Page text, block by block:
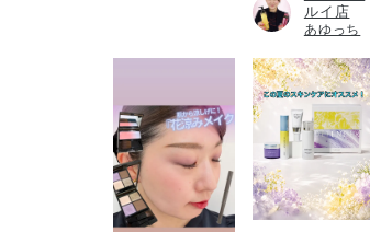
ルイ店
あゆっち